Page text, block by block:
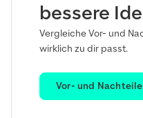
bessere
Vergleiche Vor- und
wirklich zu dir passt.
Vor- und